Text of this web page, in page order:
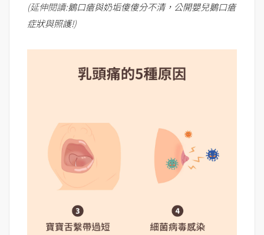
(延伸閱讀:鵝口瘡與奶垢傻傻分不清，公開嬰兒鵝口瘡
症狀與照護!)